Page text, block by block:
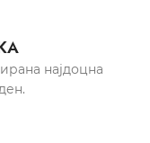
најдоцна